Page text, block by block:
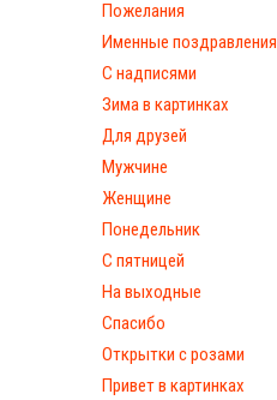
Пожелания
Именные поздравления
С надписями
Зима в картинках
Для друзей
Мужчине
Женщине
Понедельник
С пятницей
На выходные
Спасибо
Открытки с розами
Привет в картинках